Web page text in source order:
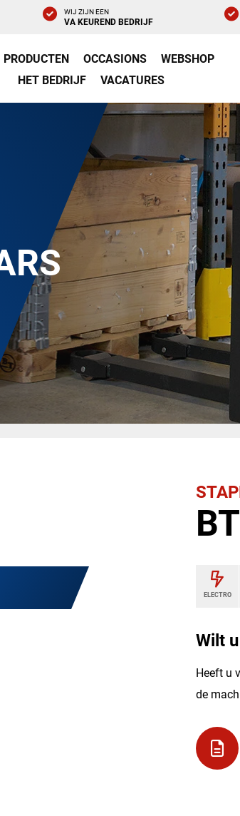
WIJ ZIJN EEN
VA KEUREND BEDRIJF
PRODUCTEN OCCASIONS
WEBSHOP
HET BEDRIJF
VACATURES
ELECTRO
Wilt
Heeft u
de